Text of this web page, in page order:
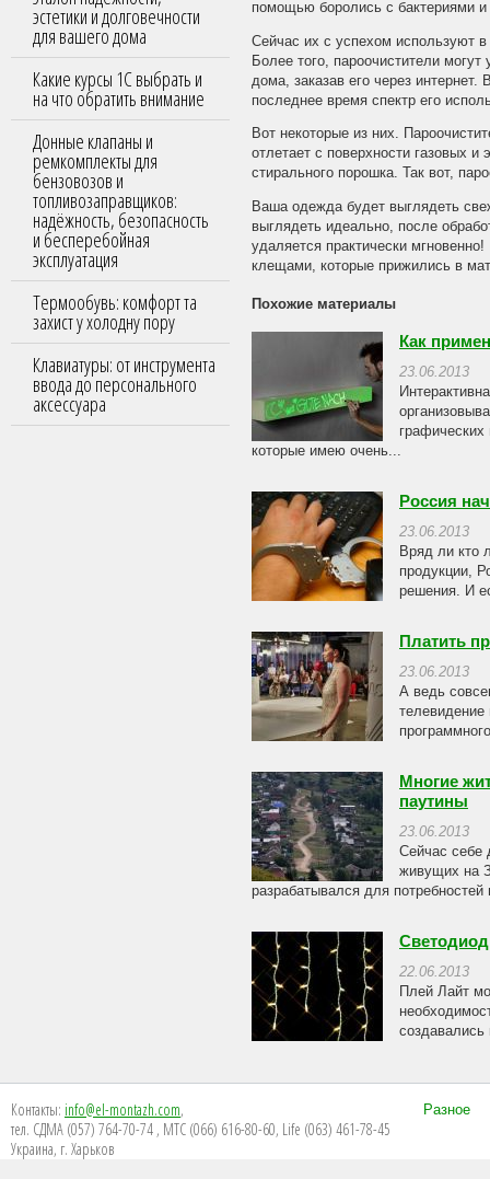
эстетики и долговечности
для вашего дома
Какие курсы 1С выбрать и
на что обратить внимание
Донные клапаны и
ремкомплекты для
бензовозов и
топливозаправщиков:
надёжность, безопасность
и бесперебойная
эксплуатация
Термообувь: комфорт та
захист у холодну пору
Клавиатуры: от инструмента
ввода до персонального
аксессуара
помощью боролись с бактериями
Сейчас их с успехом используют
Более того, пароочистители
дома, заказав его через
последнее время спектр его
Вот некоторые из них.
отлетает с поверхности газовых
стирального порошка. Так вот,
Ваша одежда будет выглядеть
выглядеть идеально, после
удаляется практически
клещами, которые прижились в
Похожие материалы
Как
23.06.2013
которые имею очень...
Россия
23.06.2013
Вряд ли кто
продукции,
решения. И
Платить
23.06.2013
А ведь
телевидение
Многие
паутины
23.06.2013
Сейчас себе
живущих на
разрабатывался для
22.06.2013
Плей Лайт
Контакты: info@el-montazh.com,
тел. СДМА (057) 764-70-74 , МТС (066) 616-80-60, Life (063) 461-78-45
Украина, г. Харьков
Разное